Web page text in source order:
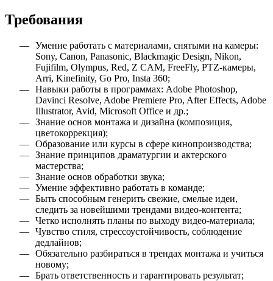
Требования
Умение работать с материалами, снятыми на камеры:
Sony, Canon, Panasonic, Blackmagic Design, Nikon,
Fujifilm, Olympus, Red, Z CAM, FreeFly, PTZ-камеры,
Arri, Kinefinity, Go Pro, Insta 360;
Навыки работы в программах: Adobe Photoshop,
Davinci Resolve, Adobe Premiere Pro, After Effects, Adobe
Illustrator, Avid, Microsoft Office и др.;
Знание основ монтажа и дизайна (композиция,
цветокоррекция);
Образование или курсы в сфере кинопроизводства;
Знание принципов драматургии и актерского
мастерства;
Знание основ обработки звука;
Умение эффективно работать в команде;
Быть способным генерить свежие, смелые идеи,
следить за новейшими трендами видео-контента;
Четко исполнять планы по выходу видео-материала;
Чувство стиля, стрессоустойчивость, соблюдение
дедлайнов;
Обязательно разбираться в трендах монтажа и учиться
новому;
Брать ответственность и гарантировать результат;